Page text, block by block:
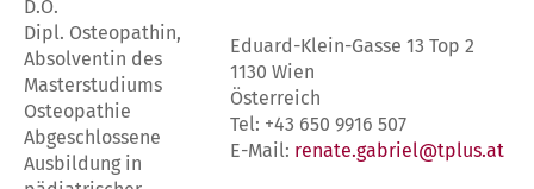
D.O.
Dipl. Osteopathin,
Absolventin des
Masterstudiums
Osteopathie
Abgeschlossene
Ausbildung in
Eduard-Klein-Gasse 13 Top 2
1130 Wien
Österreich
Tel: +43 650 9916 507
E-Mail: renate.gabriel@tplus.at